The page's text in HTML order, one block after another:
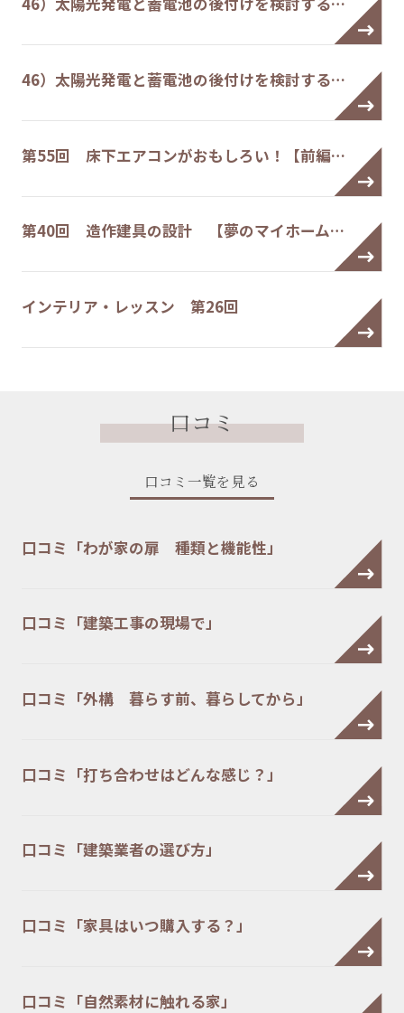
46）太陽光発電と蓄電池の後付けを検討する…
第55回 床下エアコンがおもしろい！【前編…
第40回 造作建具の設計 【夢のマイホーム…
インテリア・レッスン 第26回
口コミ
口コミ一覧を見る
口コミ「わが家の扉 種類と機能性」
口コミ「建築工事の現場で」
口コミ「外構 暮らす前、暮らしてから」
口コミ「打ち合わせはどんな感じ？」
口コミ「建築業者の選び方」
口コミ「家具はいつ購入する？」
口コミ「自然素材に触れる家」